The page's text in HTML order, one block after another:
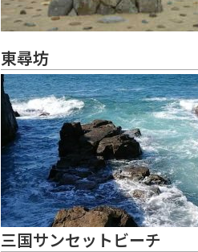
東尋坊
三国サンセットビーチ